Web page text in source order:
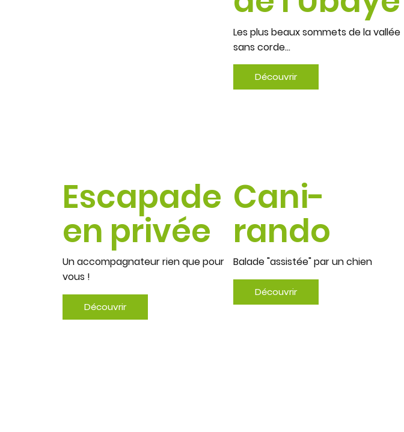
Les plus beaux sommets de la vallée
sans corde…
Découvrir
Escapade
en privée
Un accompagnateur rien que pour
vous !
Découvrir
Cani-
rando
Balade "assistée" par un chien
Découvrir